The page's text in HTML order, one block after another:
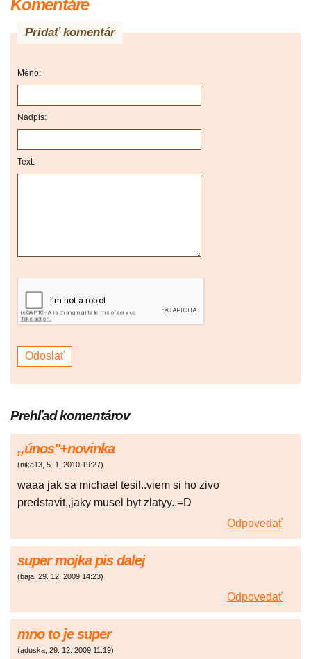
Komentáre
Pridať komentár
Méno:
Nadpis:
Text:
Prehľad komentárov
,,únos"+novinka
(nika13, 5. 1. 2010 19:27)
waaa jak sa michael tesil..viem si ho zivo
predstavit,,jaky musel byt zlatyy..=D
Odpovedať
super mojka pis dalej
(baja, 29. 12. 2009 14:23)
Odpovedať
mno to je super
(aduska, 29. 12. 2009 11:19)